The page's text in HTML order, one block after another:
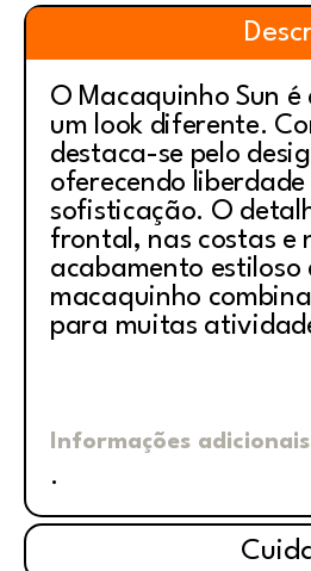
O Macaquinho Sun
um look diferente.
destaca-se pelo
oferecendo
sofisticação. O
frontal, nas costas e
acabamento estiloso
macaquinho
para muitas
Informações
.